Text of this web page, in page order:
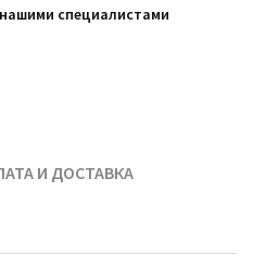
специалистами
И ДОСТАВКА